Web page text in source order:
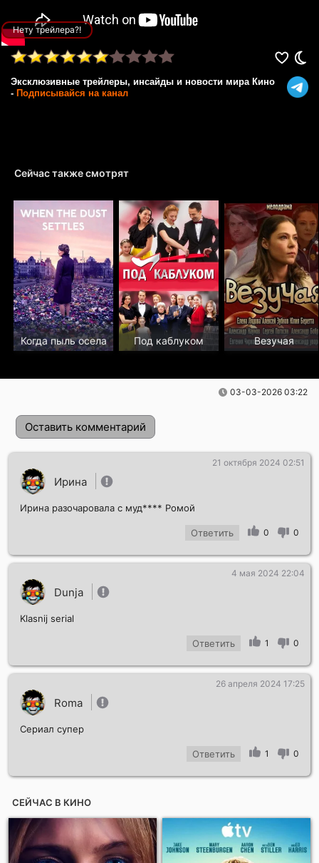
Нету трейлера?!
Эксклюзивные трейлеры, инсайды и новости мира Кино
- Подписывайся на канал
Сейчас также смотрят
Когда пыль осела Под каблуком Везучая
03-03-2026 03:22
Оставить комментарий
Ирина
21 октября 2024 02:51
Ирина разочаровала с муд**** Ромой
Ответить 0 0
Dunja
4 мая 2024 22:04
Klasnij serial
Ответить 1 0
Roma
26 апреля 2024 17:25
Сериал супер
Ответить 1 0
СЕЙЧАС В КИНО